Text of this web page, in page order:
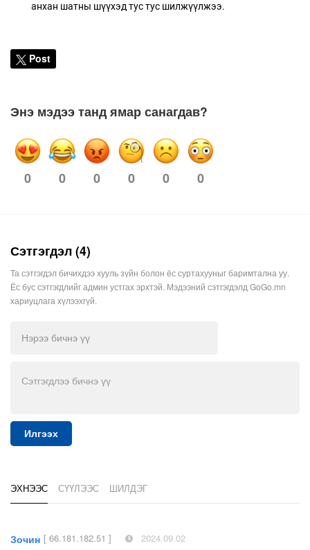
анхан шатны шүүхэд тус тус шилжүүлжээ.
Post
Энэ мэдээ танд ямар санагдав?
0 0 0 0 0 0
Сэтгэгдэл (4)
Та сэтгэгдэл бичихдээ хууль зүйн болон ёс суртахууныг баримтална уу.
Ёс бус сэтгэгдлийг админ устгах эрхтэй. Мэдээний сэтгэгдэлд GoGo.mn
хариуцлага хүлээхгүй.
Илгээх
ЭХНЭЭС СҮҮЛЭЭС ШИЛДЭГ
Зочин [ 66.181.182.51 ] 2024.09.02